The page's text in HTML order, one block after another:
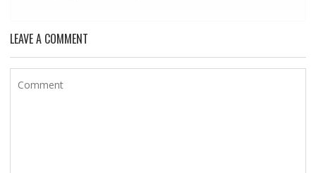
LEAVE A COMMENT